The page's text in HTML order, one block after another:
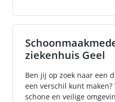
ziekenhuis Geel
Ben jij op zoek naar een
een verschil kunt
schone en veilige